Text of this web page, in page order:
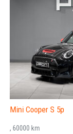
Mini Cooper S 5p
, 60000 km